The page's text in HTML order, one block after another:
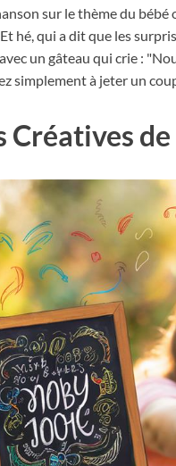
sur le thème du
hé, qui a dit que les
un gâteau qui crie :
simplement à jeter un
Créatives